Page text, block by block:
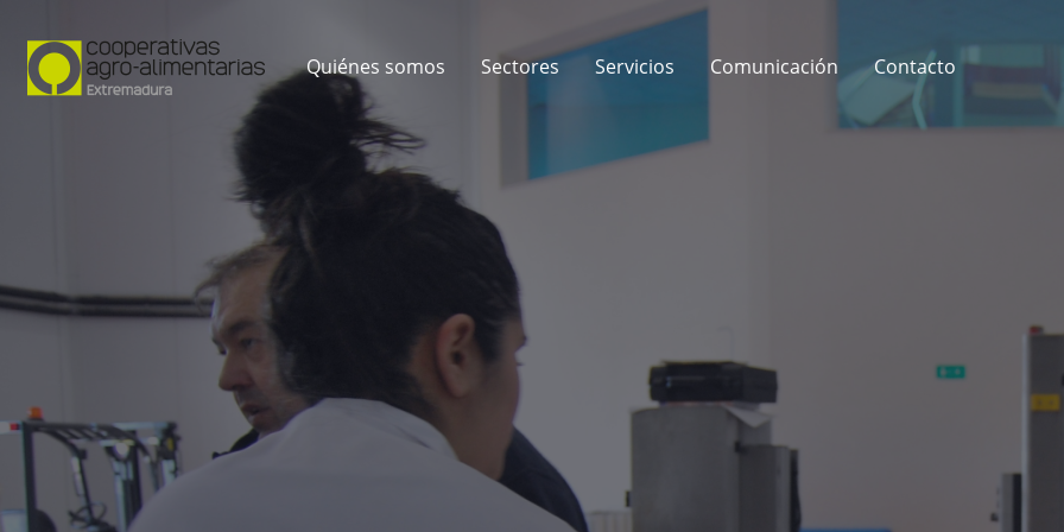
Quiénes somos Sectores Servicios Comunicación Contacto